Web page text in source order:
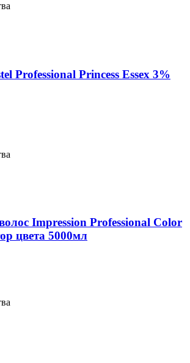
Professional Princess Essex 3%
Impression Professional Color
цвета 5000мл